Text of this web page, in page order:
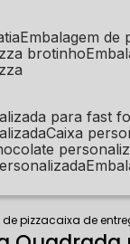
embalagem
brotinho
para fast
caixa
pizzacaixa de